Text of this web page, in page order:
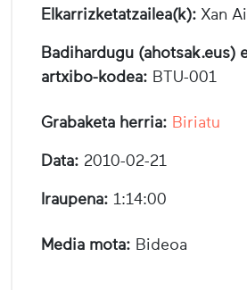
Elkarrizketatzailea(k): Xan
Badihardugu (ahotsak.eus)
artxibo-kodea: BTU-001
Grabaketa herria: Biriatu
Data: 2010-02-21
Iraupena: 1:14:00
Media mota: Bideoa